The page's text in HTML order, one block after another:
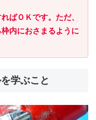
ばＯＫです。ただ、
内におさまるように
学ぶこと